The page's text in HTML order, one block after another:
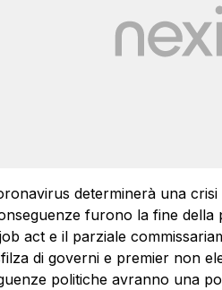
determinerà una
furono la fine
act e il parziale
di governi e premier non
politiche avranno una